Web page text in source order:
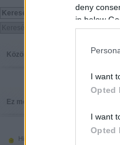
deny
in below
I want
Opted
I want
Opted
Közösség
Ez megy
Hiányzó elemek beszerzése